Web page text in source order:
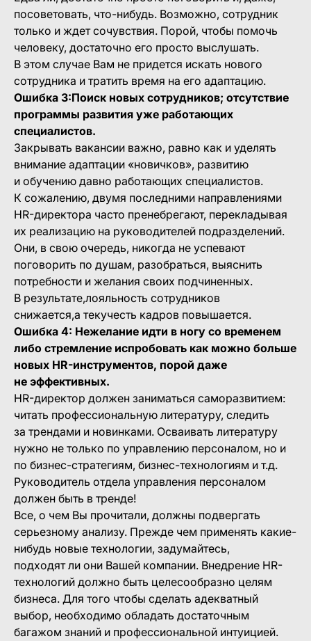
посоветовать, что-нибудь. Возможно, сотрудник
только и ждет сочувствия. Порой, чтобы помочь
человеку, достаточно его просто выслушать.
В этом случае Вам не придется искать нового
сотрудника и тратить время на его адаптацию.
Ошибка 3:Поиск новых сотрудников; отсутствие
программы развития уже работающих
специалистов.
Закрывать вакансии важно, равно как и уделять
внимание адаптации «новичков», развитию
и обучению давно работающих специалистов.
К сожалению, двумя последними направлениями
HR-директора часто пренебрегают, перекладывая
их реализацию на руководителей подразделений.
Они, в свою очередь, никогда не успевают
поговорить по душам, разобраться, выяснить
потребности и желания своих подчиненных.
В результате,лояльность сотрудников
снижается,а текучесть кадров повышается.
Ошибка 4: Нежелание идти в ногу со временем
либо стремление испробовать как можно больше
новых HR-инструментов, порой даже
не эффективных.
HR-директор должен заниматься саморазвитием:
читать профессиональную литературу, следить
за трендами и новинками. Осваивать литературу
нужно не только по управлению персоналом, но и
по бизнес-стратегиям, бизнес-технологиям и т.д.
Руководитель отдела управления персоналом
должен быть в тренде!
Все, о чем Вы прочитали, должны подвергать
серьезному анализу. Прежде чем применять какие-
нибудь новые технологии, задумайтесь,
подходят ли они Вашей компании. Внедрение HR-
технологий должно быть целесообразно целям
бизнеса. Для того чтобы сделать адекватный
выбор, необходимо обладать достаточным
багажом знаний и профессиональной интуицией.